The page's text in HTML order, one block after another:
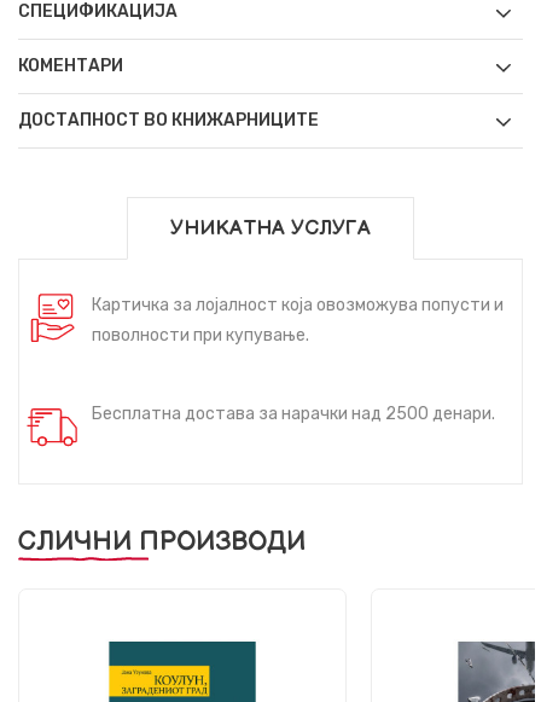
СПЕЦИФИКАЦИЈА
КОМЕНТАРИ
ДОСТАПНОСТ ВО КНИЖАРНИЦИТЕ
УНИКАТНА УСЛУГА
Картичка за лојалност која овозможува попусти и
поволности при купување.
Бесплатна достава за нарачки над 2500 денари.
СЛИЧНИ ПРОИЗВОДИ